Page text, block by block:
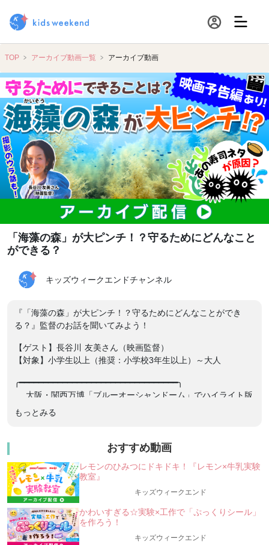
TOP アーカイブ動画一覧 アーカイブ動画
「海藻の森」が大ピンチ！？守るためにどんなこと
ができる？
キッズウィークエンドチャンネル
『「海藻の森」が大ピンチ！？守るためにどんなことができ
る？』監督のお話を聞いてみよう！
【ゲスト】⻑谷川 友美さん（映画監督）
【対象】小学生以上（推奨：小学校3年生以上）～大人
╭━━━━━━━━━━━━━━━━━━━━━━━━━━━━━━━━━╮
大阪・関西万博「ブルーオーシャンドーム」でハイライト版
上映された！
＼「ここにいる、生きている。消えゆく海藻の森に導か
★オンライン映画鑑賞！監督のお話も聞けちゃう！
★
ー海の砂漠化は、あの人気の寿司ネタ〇〇が原因？？
ー
キミらしく”「海藻の森」を守る方法”を見つけよ
う！
╰━━━━━━━━━━━━━━━━━━━━━━━━━━━━━━━━━╯
もっとみる
おすすめ動画
レモンのひみつにドキドキ！『レモン×牛乳実験
教室』
キッズウィークエンド
かわいすぎる☆実験×工作で「ぷっくりシール」
を作ろう！
キッズウィークエンド